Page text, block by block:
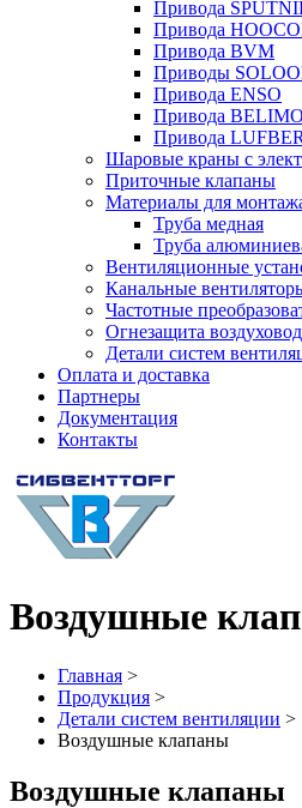
Привода
Привода
Привода BVM
Приводы
Привода ENSO
Привода BELIMO
Привода
Шаровые краны с
Приточные клапаны
Материалы для
Труба медная
Труба
Вентиляционные
Канальные
Частотные
Огнезащита
Детали систем
Оплата и доставка
Партнеры
Документация
Контакты
Воздушные
Главная >
Продукция >
Детали систем вентиляции >
Воздушные клапаны
Воздушные клапаны